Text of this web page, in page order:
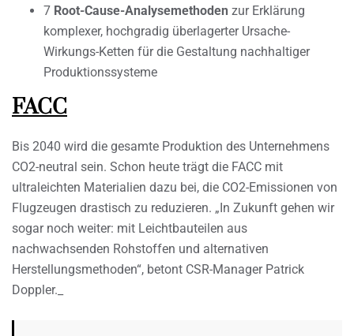
7 Root-Cause-Analysemethoden zur Erklärung
komplexer, hochgradig überlagerter Ursache-
Wirkungs-Ketten für die Gestaltung nachhaltiger
Produktionssysteme
FACC
Bis 2040 wird die gesamte Produktion des Unternehmens
CO2-neutral sein. Schon heute trägt die FACC mit
ultraleichten Materialien dazu bei, die CO2-Emissionen von
Flugzeugen drastisch zu reduzieren. „In Zukunft gehen wir
sogar noch weiter: mit Leichtbauteilen aus
nachwachsenden Rohstoffen und alternativen
Herstellungsmethoden“, betont CSR-Manager Patrick
Doppler._